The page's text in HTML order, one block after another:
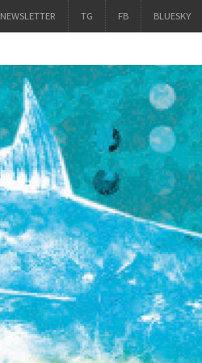
NEWSLETTER TG FB BLUESKY